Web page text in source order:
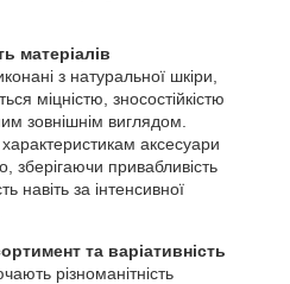
матеріалів
з натуральної шкіри,
міцністю, зносостійкістю
зовнішнім виглядом.
аксесуари
зберігаючи привабливість
навіть за інтенсивної
та варіативність
різноманітність